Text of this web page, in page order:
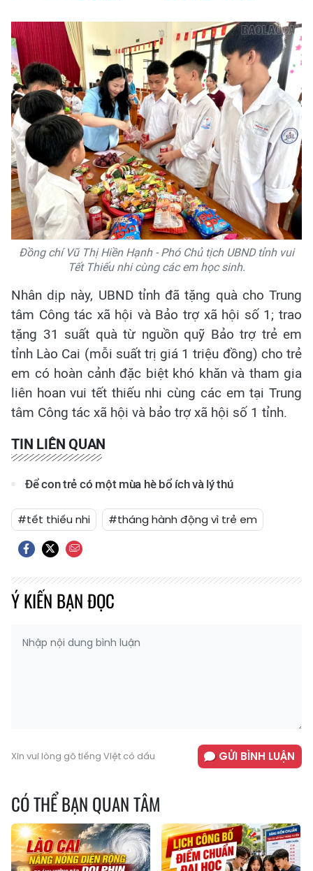
Đồng chí Vũ Thị Hiền Hạnh - Phó Chủ tịch UBND tỉnh vui
Tết Thiếu nhi cùng các em học sinh.
Nhân dịp này, UBND tỉnh đã tặng quà cho Trung
tâm Công tác xã hội và Bảo trợ xã hội số 1; trao
tặng 31 suất quà từ nguồn quỹ Bảo trợ trẻ em
tỉnh Lào Cai (mỗi suất trị giá 1 triệu đồng) cho trẻ
em có hoàn cảnh đặc biệt khó khăn và tham gia
liên hoan vui tết thiếu nhi cùng các em tại Trung
tâm Công tác xã hội và bảo trợ xã hội số 1 tỉnh.
TIN LIÊN QUAN
Để con trẻ có một mùa hè bổ ích và lý thú
#tết thiếu nhi #tháng hành động vì trẻ em
Ý KIẾN BẠN ĐỌC
Xin vui lòng gõ tiếng Việt có dấu GỬI BÌNH LUẬN
CÓ THỂ BẠN QUAN TÂM